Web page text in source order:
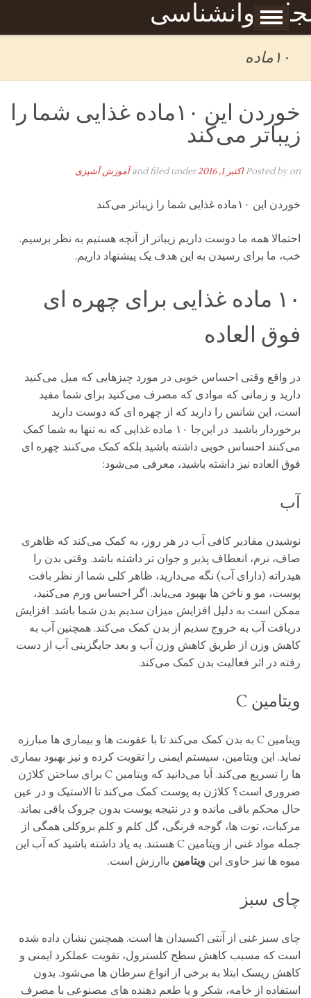
روانشناسی
Skip to content
برگه نمونه
۱۰ماده
خوردن این ۱۰ماده غذایی شما را
زیباتر می‌کند
Posted byon اکتبر 1, 2016 and filed under آموزش آشپزی
خوردن این ۱۰ماده غذایی شما را زیباتر می‌کند
احتمالا همه ما دوست داریم زیباتر از آنچه هستیم به نظر برسیم.
خب، ما برای رسیدن به این هدف یک پیشنهاد داریم.
۱۰ ماده غذایی برای چهره ای
فوق العاده
در واقع وقتی احساس خوبی در مورد چیزهایی که میل می‌کنید
دارید و زمانی که موادی که مصرف می‌کنید برای شما مفید
است، این شانس را دارید که از چهره ‌ای که دوست دارید
برخوردار باشید. در این‌جا ۱۰ ماده غذایی که نه تنها به شما کمک
می‌کنند احساس خوبی داشته باشید بلکه کمک می‌کنند چهره ‌ای
فوق ‌العاده نیز داشته باشید، معرفی می‌شود:
آب
نوشیدن مقادیر کافی آب در هر روز، به کمک می‌کند که ظاهری
صاف، نرم، انعطاف ‌پذیر و جوان ‌تر داشته باشد. وقتی بدن را
هیدراته (دارای آب) نگه می‌دارید، ظاهر کلی شما از نظر بافت
پوست، مو و ناخن ‌ها بهبود می‌یابد. اگر احساس ورم می‌کنید،
ممکن است به دلیل افزایش میزان سدیم بدن شما باشد. افزایش
دریافت آب به خروج سدیم از بدن کمک می‌کند. همچنین آب به
کاهش وزن از طریق کاهش وزن آب و بعد جایگزینی آب از دست
رفته در اثر فعالیت بدن کمک می‌کند.
ویتامین C
ویتامین C به بدن کمک می‌کند تا با عفونت ‌ها و بیماری ‌ها مبارزه
نماید. این ویتامین، سیستم ایمنی را تقویت کرده و نیز بهبود بیماری‌
ها را تسریع می‌کند. آیا می‌دانید که ویتامین C برای ساختن کلاژن
ضروری است؟ کلاژن به پوست کمک می‌کند تا الاستیک و در عین
حال محکم باقی مانده و در نتیجه پوست بدون چروک باقی بماند.
مرکبات، توت ‌ها، گوجه‌ فرنگی، گل کلم و کلم بروکلی همگی از
جمله مواد غنی از ویتامین C هستند. به یاد داشته باشید که آب این
میوه ‌ها نیز حاوی این ویتامین باارزش است.
چای سبز
چای سبز غنی از آنتی‌ اکسیدان‌ ها است. همچنین نشان داده شده
است که مسبب کاهش سطح کلسترول، تقویت عملکرد ایمنی و
کاهش ریسک ابتلا به برخی از انواع سرطان ‌ها می‌شود. بدون
استفاده از خامه، شکر و یا طعم دهنده‌ های مصنوعی با مصرف